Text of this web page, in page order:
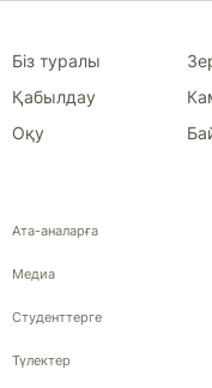
Біз туралы
Қабылдау
Оқу
Ата-аналарға
Медиа
Студенттерге
Түлектер